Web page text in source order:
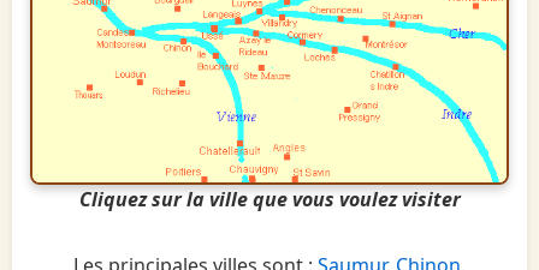
Cliquez sur la ville que vous voulez visiter